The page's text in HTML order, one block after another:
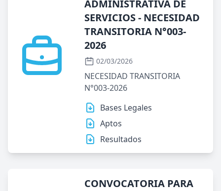
ADMINISTRATIVA DE
SERVICIOS - NECESIDAD
TRANSITORIA N°003-
2026
02/03/2026
NECESIDAD TRANSITORIA
N°003-2026
Bases Legales
Aptos
Resultados
CONVOCATORIA PARA